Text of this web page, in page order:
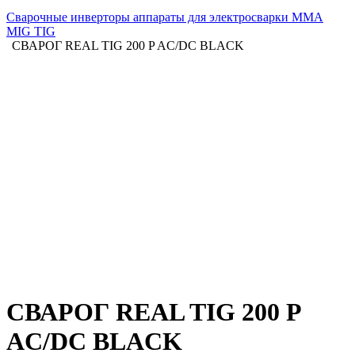
Сварочные инверторы аппараты для электросварки MMA
MIG TIG
СВАРОГ REAL TIG 200 P AC/DC BLACK
СВАРОГ REAL TIG 200 P
AC/DC BLACK